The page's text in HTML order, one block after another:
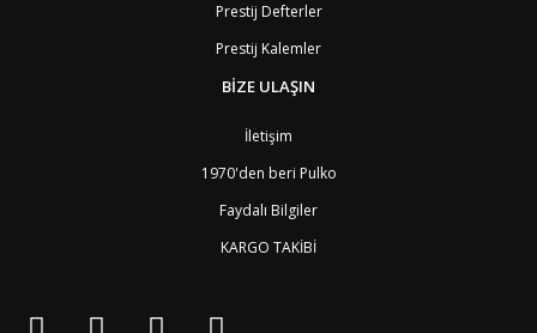
Prestij Defterler
Prestij Kalemler
BİZE ULAŞIN
İletişim
1970'den beri Pulko
Faydalı Bilgiler
KARGO TAKİBİ